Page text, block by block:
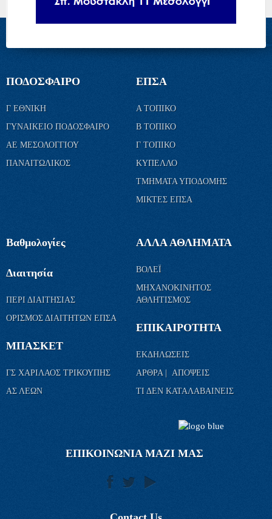
ΠΟΔΟΣΦΑΙΡΟ
Γ ΕΘΝΙΚΗ
ΓΥΝΑΙΚΕΙΟ ΠΟΔΟΣΦΑΙΡΟ
ΑΕ ΜΕΣΟΛΟΓΓΙΟΥ
ΠΑΝΑΙΤΩΛΙΚΟΣ
ΕΠΣΑ
Α ΤΟΠΙΚΟ
Β ΤΟΠΙΚΟ
Γ ΤΟΠΙΚΟ
ΚΥΠΕΛΛΟ
ΤΜΗΜΑΤΑ ΥΠΟΔΟΜΗΣ
ΜΙΚΤΕΣ ΕΠΣΑ
Βαθμολογίες
Διαιτησία
ΠΕΡΙ ΔΙΑΙΤΗΣΙΑΣ
ΟΡΙΣΜΟΣ ΔΙΑΙΤΗΤΩΝ ΕΠΣΑ
ΜΠΑΣΚΕΤ
ΓΣ ΧΑΡΙΛΑΟΣ ΤΡΙΚΟΥΠΗΣ
ΑΣ ΛΕΩΝ
ΑΛΛΑ ΑΘΛΗΜΑΤΑ
ΒΟΛΕΪ
ΜΗΧΑΝΟΚΙΝΗΤΟΣ
ΑΘΛΗΤΙΣΜΟΣ
ΕΠΙΚΑΙΡΟΤΗΤΑ
ΕΚΔΗΛΩΣΕΙΣ
ΑΡΘΡΑ | ΑΠΟΨΕΙΣ
ΤΙ ΔΕΝ ΚΑΤΑΛΑΒΑΙΝΕΙΣ
ΕΠΙΚΟΙΝΩΝΙΑ ΜΑΖΙ ΜΑΣ